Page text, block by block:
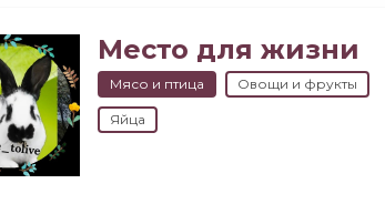
Место для жизни
Мясо и птица Овощи и фрукты
Яйца